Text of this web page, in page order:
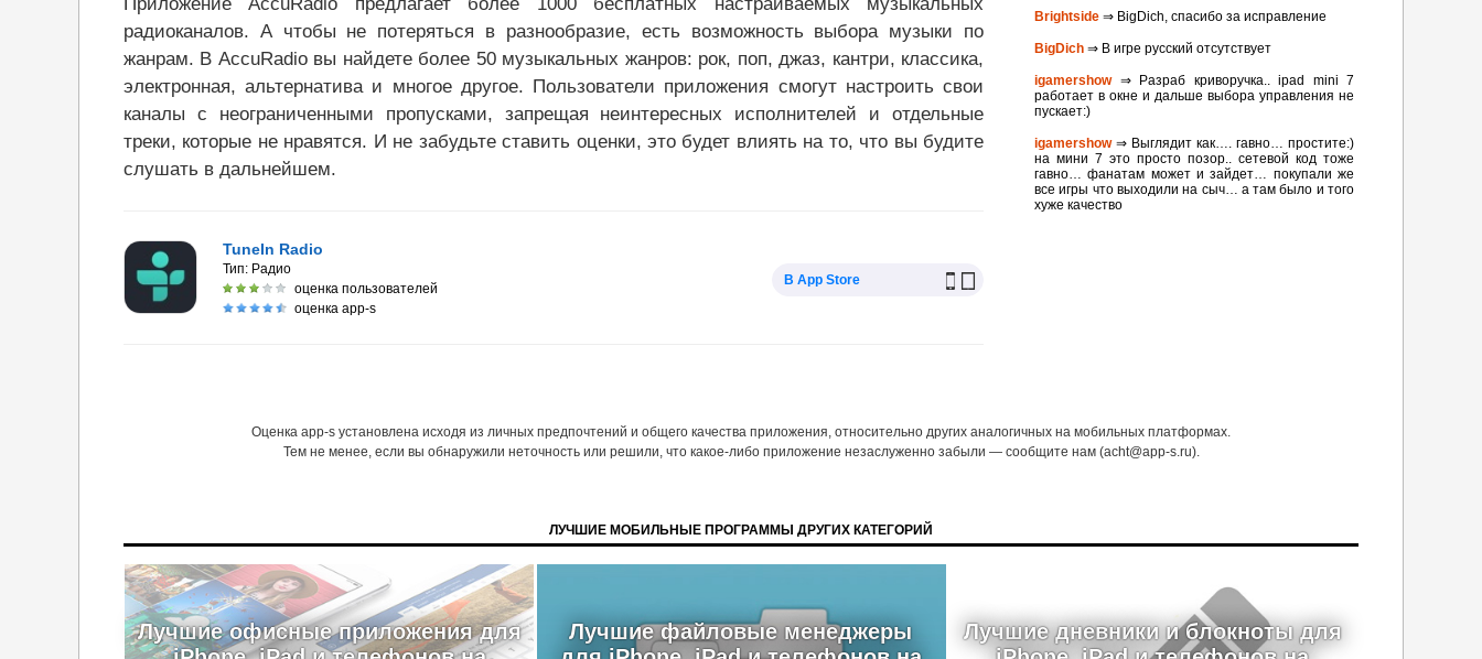
радиоканалов. А чтобы не потеряться в разнообразие, есть возможность выбора музыки по
жанрам. В AccuRadio вы найдете более 50 музыкальных жанров: рок, поп, джаз, кантри, классика,
электронная, альтернатива и многое другое. Пользователи приложения смогут настроить свои
каналы с неограниченными пропусками, запрещая неинтересных исполнителей и отдельные
треки, которые не нравятся. И не забудьте ставить оценки, это будет влиять на то, что вы будите
слушать в дальнейшем.
TuneIn Radio
Тип: Радио
оценка пользователей
оценка app-s
В App Store
Brightside ⇒ BigDich, спасибо за исправление
BigDich ⇒ В игре русский отсутствует
igamershow⇒ Разраб криворучка.. ipad mini 7
работает в окне и дальше выбора управления не
пускает:)
igamershow⇒ Выглядит как…. гавно… простите:)
на мини 7 это просто позор.. сетевой код тоже
гавно… фанатам может и зайдет… покупали же
все игры что выходили на сыч… а там было и того
хуже качество
Оценка app-s установлена исходя из личных предпочтений и общего качества приложения, относительно других аналогичных на мобильных платформах.
Тем не менее, если вы обнаружили неточность или решили, что какое-либо приложение незаслуженно забыли — сообщите нам (acht@app-s.ru).
ЛУЧШИЕ МОБИЛЬНЫЕ ПРОГРАММЫ ДРУГИХ КАТЕГОРИЙ
Лучшие офисные приложения для
Лучшие файловые менеджеры
Лучшие дневники и блокноты для